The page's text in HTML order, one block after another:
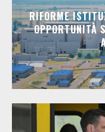
RIFORME
OPPORTUNITÀ